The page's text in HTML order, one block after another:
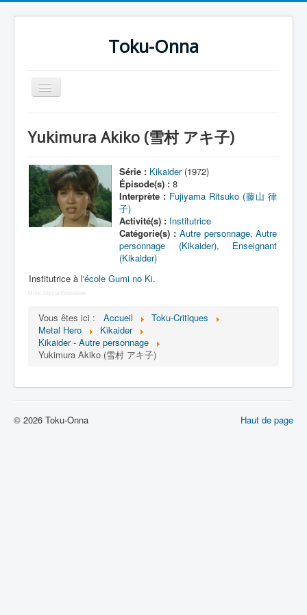
Toku-Onna
Basculer
la
Toku-Actrices
Toku-Critiques
Séries
Films
Artiste Asperger
Jinzô ningen Kikaider (人造 人間
キカイダー) = Androïde Kikaider
Série
Yukimura Akiko (雪村 アキ子)
Série : Kikaider(1972)
Épisode(s) : 8
Interprète : Fujiyama Ritsuko (藤山 律
子)
Activité(s) : Institutrice
Catégorie(s) : Autre personnage,Autre
personnage (Kikaider), Enseignant
(Kikaider)
Institutrice à l'école Gumi no Ki.
More Joomla Extensions
Vous êtes ici : Accueil
Toku-Critiques
Metal Hero
Kikaider
Kikaider - Autre personnage
Yukimura Akiko (雪村 アキ子)
Haut de page
© 2026 Toku-Onna